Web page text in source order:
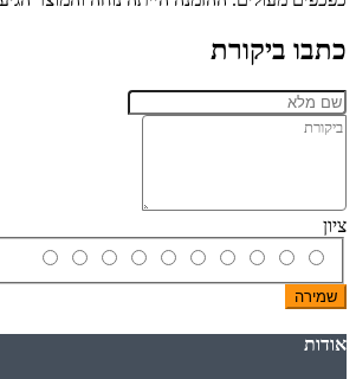
כתבו ביקורת
ציון
שמירה
אודות